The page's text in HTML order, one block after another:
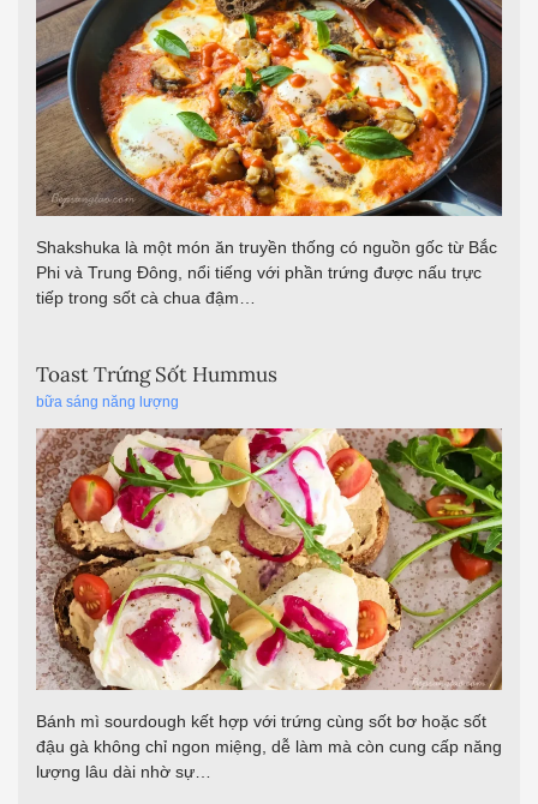
Shakshuka là một món ăn truyền thống có nguồn gốc từ Bắc
Phi và Trung Đông, nổi tiếng với phần trứng được nấu trực
tiếp trong sốt cà chua đậm…
Toast Trứng Sốt Hummus
bữa sáng năng lượng
Bánh mì sourdough kết hợp với trứng cùng sốt bơ hoặc sốt
đậu gà không chỉ ngon miệng, dễ làm mà còn cung cấp năng
lượng lâu dài nhờ sự…